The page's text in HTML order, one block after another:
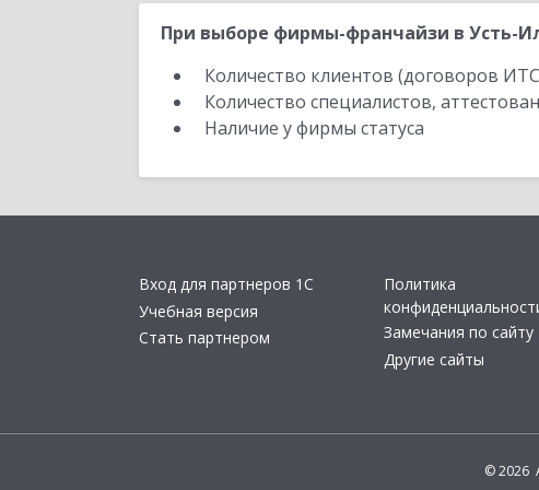
При выборе фирмы-франчайзи в Усть-
Количество клиентов (договоров
Количество специалистов,
Наличие у фирмы статуса
Вход для партнеров 1С
Учебная версия
Стать партнером
Политика
Замечания по сайту
Другие сайты
© 2026